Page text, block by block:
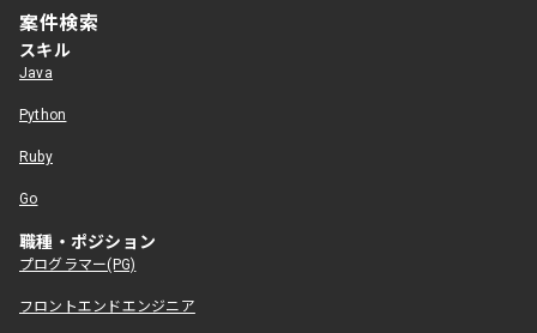
案件検索
スキル
Java
Python
Ruby
Go
職種・ポジション
プログラマー(PG)
フロントエンドエンジニア